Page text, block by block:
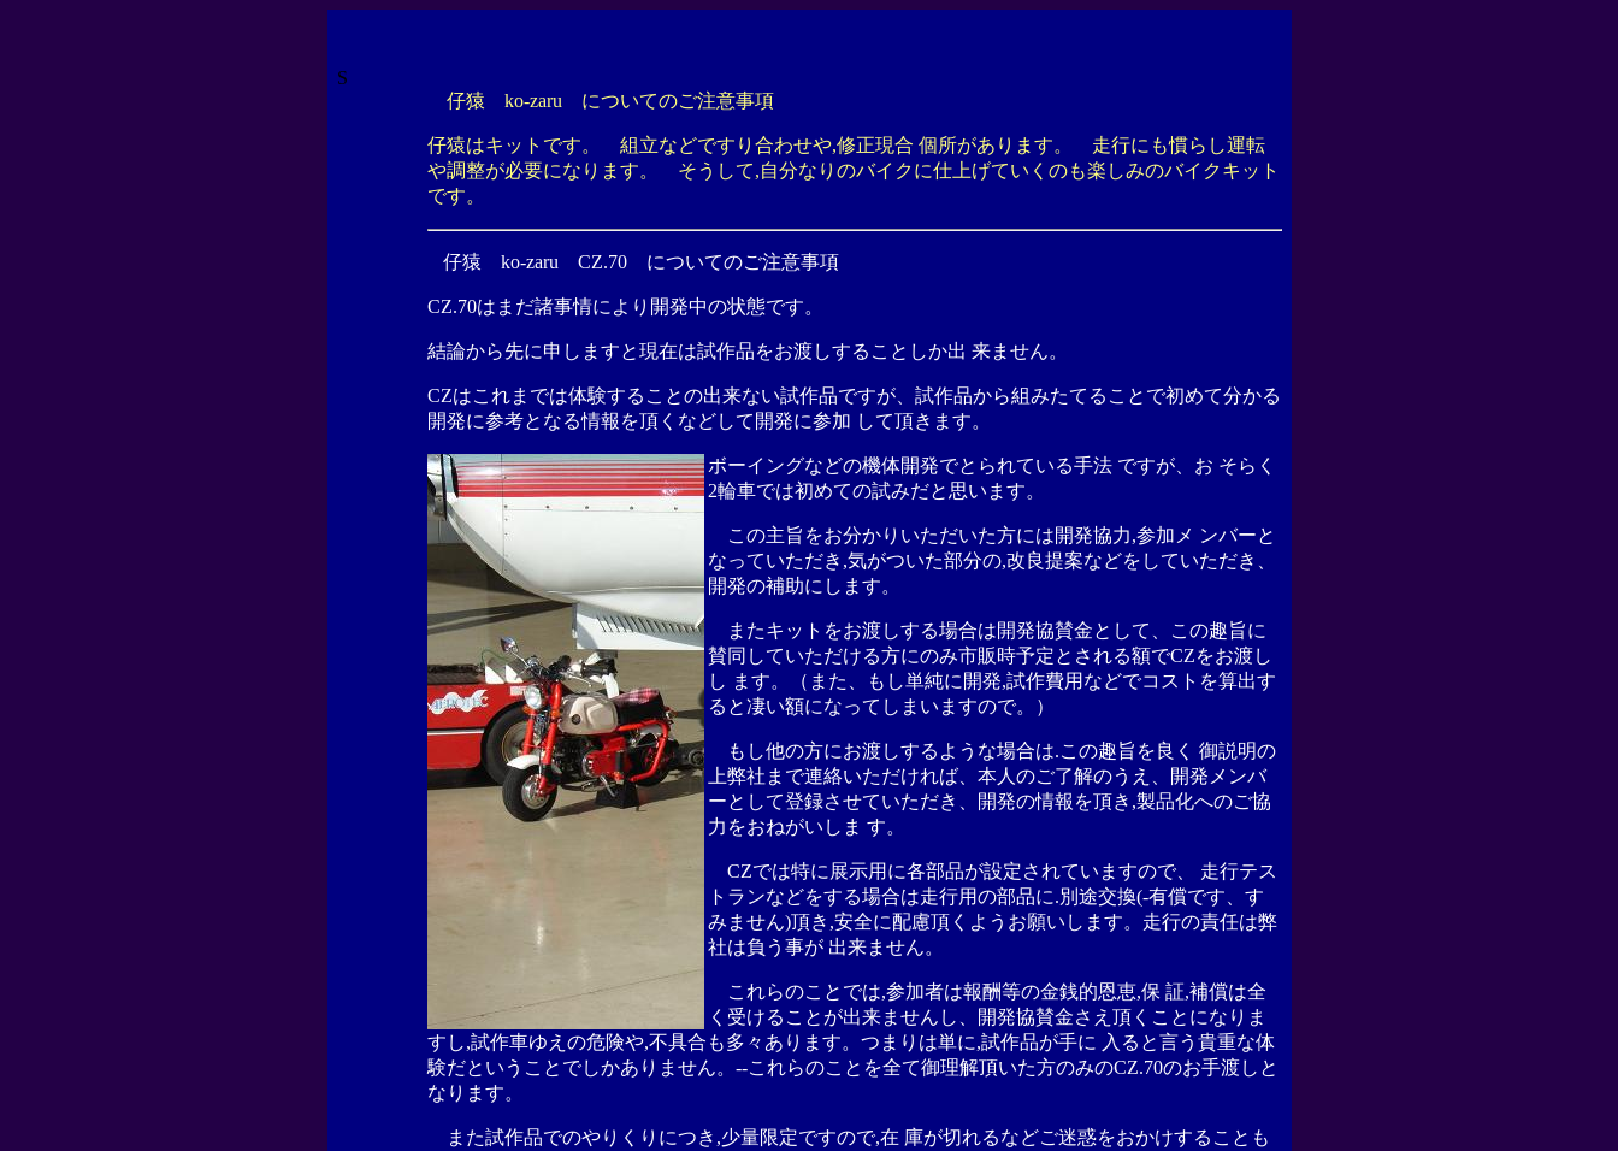
S
仔猿 ko-zaru についてのご注意事項
仔猿はキットです。 組立などですり合わせや,修正現合 個所があります。 走行にも慣らし運転
や調整が必要になります。 そうして,自分なりのバイクに仕上げていくのも楽しみのバイクキット
です。
仔猿 ko-zaru CZ.70 についてのご注意事項
CZ.70はまだ諸事情により 開発中の状態です。
結論から先に申しますと現在は試作品をお渡しすることしか出 来ません。
CZはこれまでは体験することの出来ない試作品ですが、試作品から組みたてることで初めて分かる
開発に参考と なる情報を頂くなどして開発に参加 して頂きます。
ボーイングなどの機体開発でとられている手法 ですが、お そらく
2輪車では初めての試みだと思います。
この主旨をお分かりいただいた方には開発協力,参加メ ンバーと
なっていただき,気がついた部分の,改良提案などをしていただき、
開発の補助にします。
またキットをお渡しする場合は開発協賛金として、この趣旨に
賛同していただける方にのみ市販時予定とされる額でCZをお渡し
し ます。（また、もし単純に開発,試作費用などでコストを算出す
ると凄い額になってしまいますので。）
もし他の方にお渡しするような場合は.この趣旨を良く 御説明の
上弊社まで連絡いただければ、本人のご了解のうえ、開発メンバ
ーとして登録させていただき、開発の情報を頂き,製品化へのご協
力をおねがいしま す。
CZでは特に展示用に各部品が設定されていますので、 走行テス
トランなどをする場合は走行用の部品に.別途交換(-有償です、す
みません)頂き,安全に配慮頂くようお願いします。走行の責任は弊
社は負う事が 出来ません。
これらのことでは,参加者は報酬等の金銭的恩恵,保 証,補償は全
く受けることが出来ませんし、開発協賛金さえ頂くことになりま
すし,試作車ゆえの危険や,不具合も多々あります。つまりは単に,試作品が手に 入ると言う貴重な体
験だということでしかありません。--これらのことを全て御理解頂いた方のみのCZ.70のお手渡しと
なります。
また試作品でのやりくりにつき,少量限定ですので,在 庫が切れるなどご迷惑をおかけすることも